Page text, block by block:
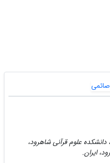
دانشکده علوم قرآنی شاهرود،
ایران.